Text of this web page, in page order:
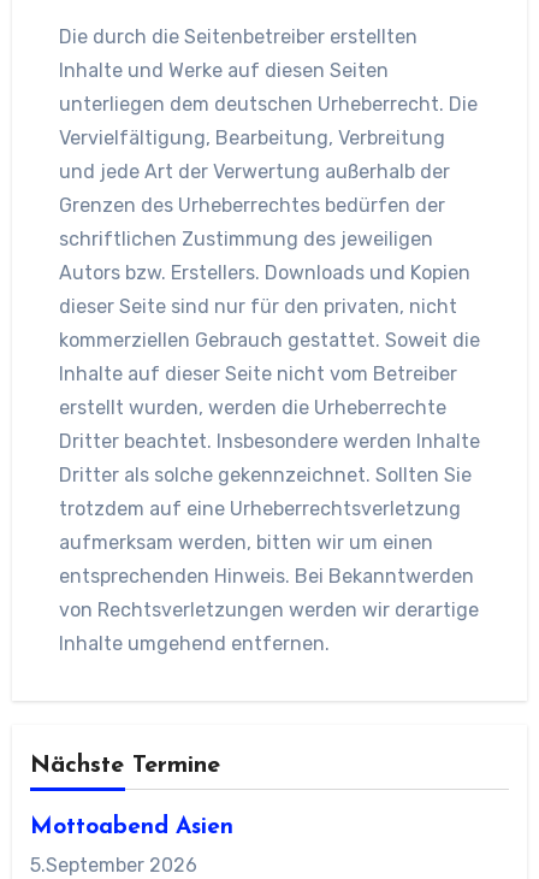
Die durch die Seitenbetreiber erstellten
Inhalte und Werke auf diesen Seiten
unterliegen dem deutschen Urheberrecht. Die
Vervielfältigung, Bearbeitung, Verbreitung
und jede Art der Verwertung außerhalb der
Grenzen des Urheberrechtes bedürfen der
schriftlichen Zustimmung des jeweiligen
Autors bzw. Erstellers. Downloads und Kopien
dieser Seite sind nur für den privaten, nicht
kommerziellen Gebrauch gestattet. Soweit die
Inhalte auf dieser Seite nicht vom Betreiber
erstellt wurden, werden die Urheberrechte
Dritter beachtet. Insbesondere werden Inhalte
Dritter als solche gekennzeichnet. Sollten Sie
trotzdem auf eine Urheberrechtsverletzung
aufmerksam werden, bitten wir um einen
entsprechenden Hinweis. Bei Bekanntwerden
von Rechtsverletzungen werden wir derartige
Inhalte umgehend entfernen.
Nächste Termine
Mottoabend Asien
5.September 2026